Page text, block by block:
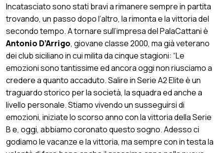
Incatasciato sono stati bravi a rimanere sempre in partita
trovando, un passo dopo l’altro, la rimonta e la vittoria del
secondo tempo. A tornare sull’impresa del PalaCattani è
Antonio D’Arrigo, giovane classe 2000, ma già veterano
dei club siciliano in cui milita da cinque stagioni: “Le
emozioni sono tantissime ed ancora oggi non riusciamo a
credere a quanto accaduto. Salire in Serie A2 Elite è un
traguardo storico per la società, la squadra ed anche a
livello personale. Stiamo vivendo un susseguirsi di
emozioni, iniziate lo scorso anno con la vittoria della Serie
B e, oggi, abbiamo coronato questo sogno. Adesso ci
godiamo le vacanze e la vittoria, ma sempre con in testa la